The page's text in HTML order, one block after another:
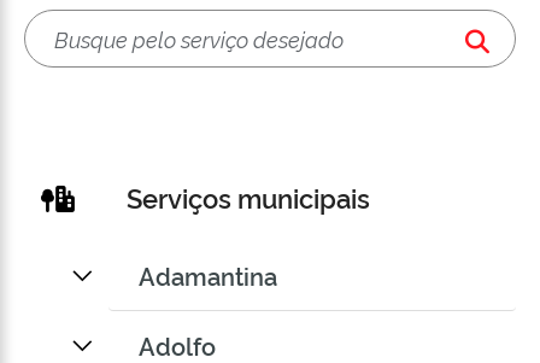
Serviços municipais
Adamantina
Adolfo